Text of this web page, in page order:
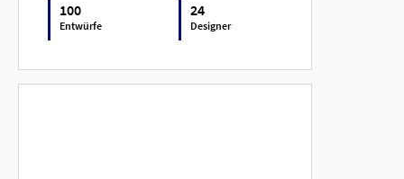
100
Entwürfe
24
Designer